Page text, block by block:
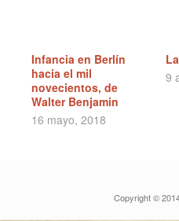
Infancia en Berlín
hacia el mil
novecientos, de
Walter Benjamin
16 mayo, 2018
9
Copyright ©